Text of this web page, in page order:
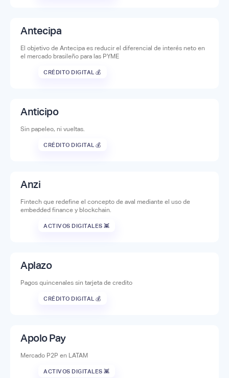
Antecipa
El objetivo de Antecipa es reducir el diferencial de interés neto en
el mercado brasileño para las PYME
CRÉDITO DIGITAL 💰
Anticipo
Sin papeleo, ni vueltas.
CRÉDITO DIGITAL 💰
Anzi
Fintech que redefine el concepto de aval mediante el uso de
embedded finance y blockchain.
ACTIVOS DIGITALES 👾
Aplazo
Pagos quincenales sin tarjeta de credito
CRÉDITO DIGITAL 💰
Apolo Pay
Mercado P2P en LATAM
ACTIVOS DIGITALES 👾